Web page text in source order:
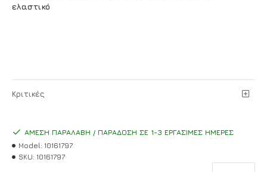
ελαστικό
Κριτικές
ΆΜΕΣΗ ΠΑΡΑΛΑΒΉ / ΠΑΡΆΔΟΣΗ ΣΕ 1-3 ΕΡΓΆΣΙΜΕΣ ΗΜΈΡΕΣ
Model: 10161797
SKU: 10161797